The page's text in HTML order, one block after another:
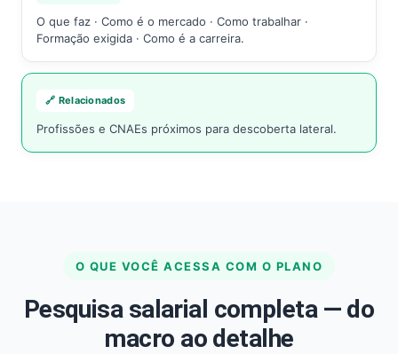
O que faz · Como é o mercado · Como trabalhar ·
Formação exigida · Como é a carreira.
🔗 Relacionados
Profissões e CNAEs próximos para descoberta lateral.
O QUE VOCÊ ACESSA COM O PLANO
Pesquisa salarial completa — do
macro ao detalhe